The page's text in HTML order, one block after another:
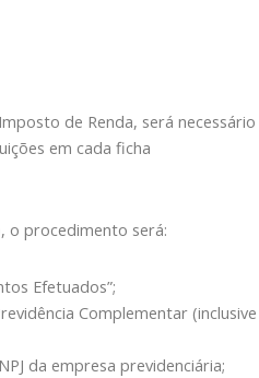
de Renda, será necessário
em cada ficha
o procedimento será:
Efetuados”;
Complementar (inclusive
da empresa previdenciária;